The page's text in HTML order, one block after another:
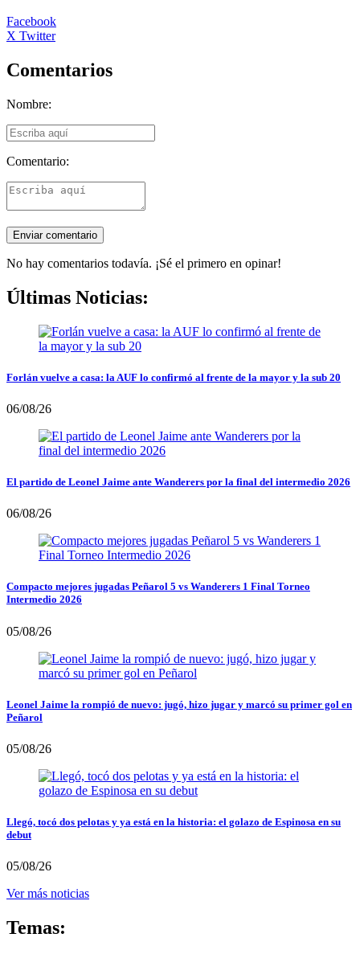
Facebook
X Twitter
Comentarios
Nombre:
Comentario:
No hay comentarios todavía. ¡Sé el primero en opinar!
Últimas Noticias:
Forlán vuelve a casa: la AUF lo confirmó al frente de la mayor y la sub 20
06/08/26
El partido de Leonel Jaime ante Wanderers por la final del intermedio 2026
06/08/26
Compacto mejores jugadas Peñarol 5 vs Wanderers 1 Final Torneo
Intermedio 2026
05/08/26
Leonel Jaime la rompió de nuevo: jugó, hizo jugar y marcó su primer gol en
Peñarol
05/08/26
Llegó, tocó dos pelotas y ya está en la historia: el golazo de Espinosa en su
debut
05/08/26
Ver más noticias
Temas: